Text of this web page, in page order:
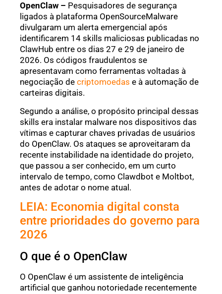
OpenClaw – Pesquisadores de segurança
ligados à plataforma OpenSourceMalware
divulgaram um alerta emergencial após
identificarem 14 skills maliciosas publicadas no
ClawHub entre os dias 27 e 29 de janeiro de
2026. Os códigos fraudulentos se
apresentavam como ferramentas voltadas à
negociação de criptomoedas e à automação de
carteiras digitais.
Segundo a análise, o propósito principal dessas
skills era instalar malware nos dispositivos das
vítimas e capturar chaves privadas de usuários
do OpenClaw. Os ataques se aproveitaram da
recente instabilidade na identidade do projeto,
que passou a ser conhecido, em um curto
intervalo de tempo, como Clawdbot e Moltbot,
antes de adotar o nome atual.
LEIA: Economia digital consta
entre prioridades do governo para
2026
O que é o OpenClaw
O OpenClaw é um assistente de inteligência
artificial que ganhou notoriedade recentemente